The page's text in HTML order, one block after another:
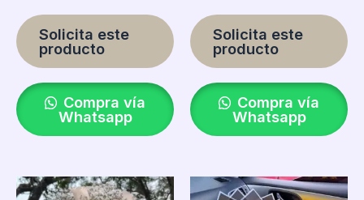
Solicita este
producto
Compra vía
Whatsapp
Solicita este
producto
Compra vía
Whatsapp